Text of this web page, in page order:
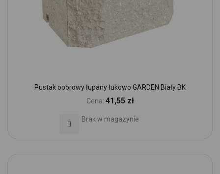
Pustak oporowy łupany łukowo GARDEN Biały BK
Cena: 41,55 zł
Brak w magazynie
Dodaj do Ulubionych